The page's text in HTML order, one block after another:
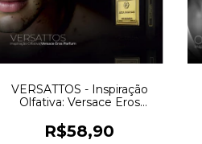
VERSATTOS - Inspiração
Olfativa: Versace Eros
R$58,90